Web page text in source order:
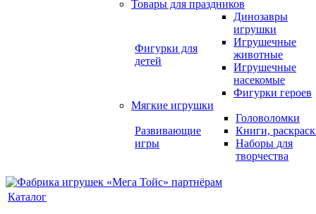
Товары для праздников
Фигурки для
детей
Динозавры
игрушки
Игрушечные
животные
Игрушечные
насекомые
Фигурки героев
Мягкие игрушки
Развивающие
игры
Головоломки
Книги,
Наборы для
творчества
Каталог